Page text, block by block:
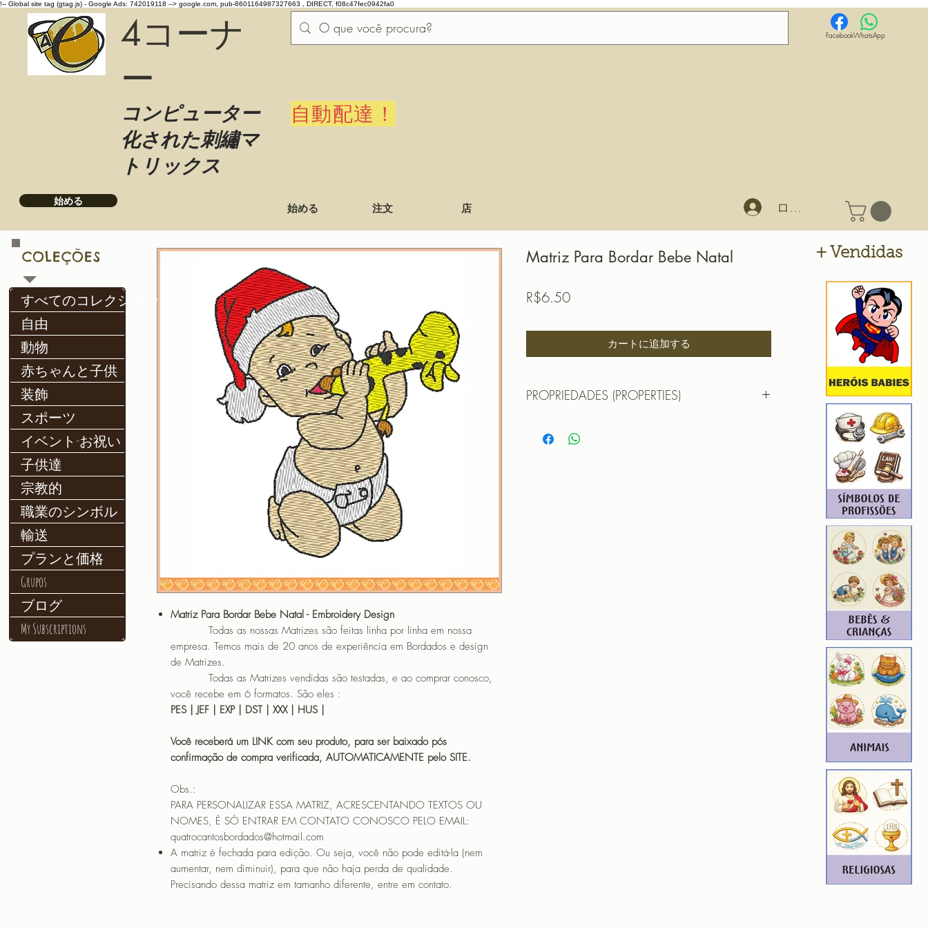
!-- Global site tag (gtag.js) - Google Ads: 742019118 --> google.com, pub-8601164987327663 , DIRECT, f08c47fec0942fa0
4コーナ
ー
コンピューター
化された刺繡マ
トリックス
自動配達！
FacebookWhatsApp
始める
始める 注文 店 ログイン
Matriz Para Bordar Bebe Natal - Embroidery Design
Todas as nossas Matrizes são feitas linha por linha em nossa
empresa. Temos mais de 20 anos de experiência em Bordados e design
de Matrizes.
Todas as Matrizes vendidas são testadas, e ao comprar conosco,
você recebe em 6 formatos. São eles :
PES | JEF | EXP | DST | XXX | HUS |
Você receberá um LINK com seu produto, para ser baixado pós
confirmação de compra verificada, AUTOMATICAMENTE pelo SITE.
Obs.:
PARA PERSONALIZAR ESSA MATRIZ, ACRESCENTANDO TEXTOS OU
NOMES, É SÓ ENTRAR EM CONTATO CONOSCO PELO EMAIL:
quatrocantosbordados@hotmail.com
A matriz é fechada para edição. Ou seja, você não pode editá-la (nem
aumentar, nem diminuir), para que não haja perda de qualidade.
Precisando dessa matriz em tamanho diferente, entre em contato.
Matriz Para Bordar Bebe Natal
R$6.50価
カートに追加する
PROPRIEDADES (PROPERTIES)
PONTOS (STITCHES): 9053
すべてのコレクション
自由
動物
赤ちゃんと子供
装飾
スポーツ
イベント-お祝い
子供達
宗教的
職業のシンボル
輸送
プランと価格
Grupos
ブログ
My Subscriptions
COLEÇÕES + Vendidas